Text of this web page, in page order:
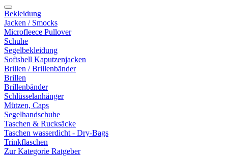
Bekleidung
Jacken / Smocks
Microfleece Pullover
Schuhe
Segelbekleidung
Softshell Kaputzenjacken
Brillen / Brillenbänder
Brillen
Brillenbänder
Schlüsselanhänger
Mützen, Caps
Segelhandschuhe
Taschen & Rucksäcke
Taschen wasserdicht - Dry-Bags
Trinkflaschen
Zur Kategorie Ratgeber